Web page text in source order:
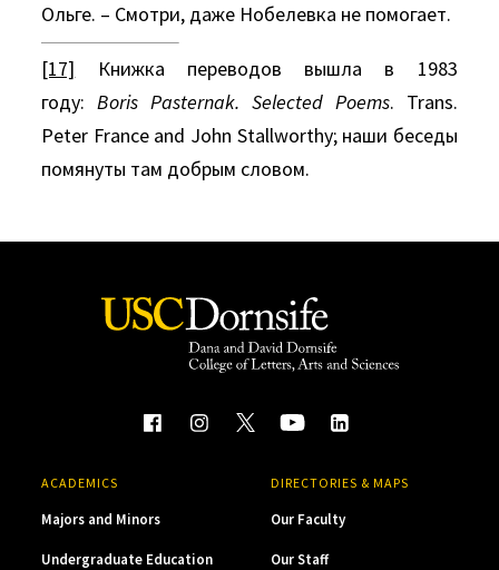
Ольге. – Смотри, даже Нобелевка не помогает.
[17] Книжка переводов вышла в 1983
году:Boris Pasternak. Selected Poems. Trans.
Peter France and John Stallworthy; наши беседы
помянуты там добрым словом.
ACADEMICS
Majors and Minors
Undergraduate Education
DIRECTORIES & MAPS
Our Faculty
Our Staff